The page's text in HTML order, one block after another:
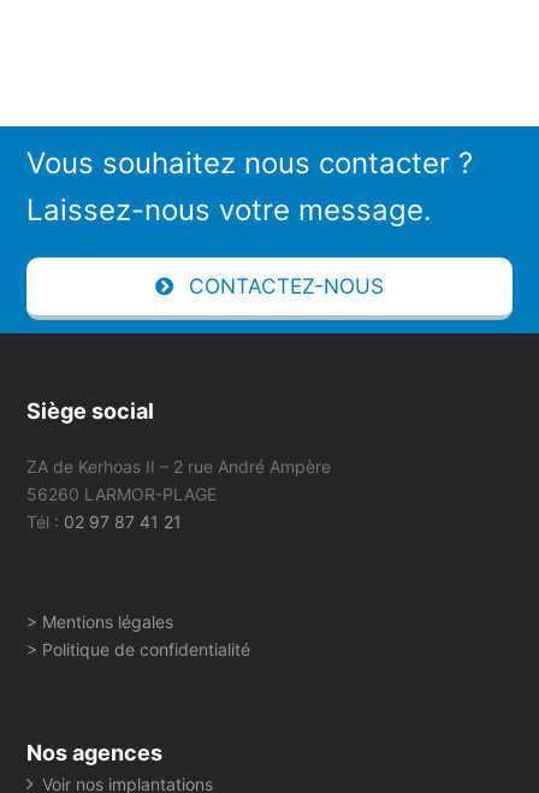
Vous souhaitez nous contacter ?
Laissez-nous votre message.
CONTACTEZ-NOUS
Siège social
ZA de Kerhoas II – 2 rue André Ampère
56260 LARMOR-PLAGE
Tél : 02 97 87 41 21
> Mentions légales
> Politique de confidentialité
Nos agences
Voir nos implantations